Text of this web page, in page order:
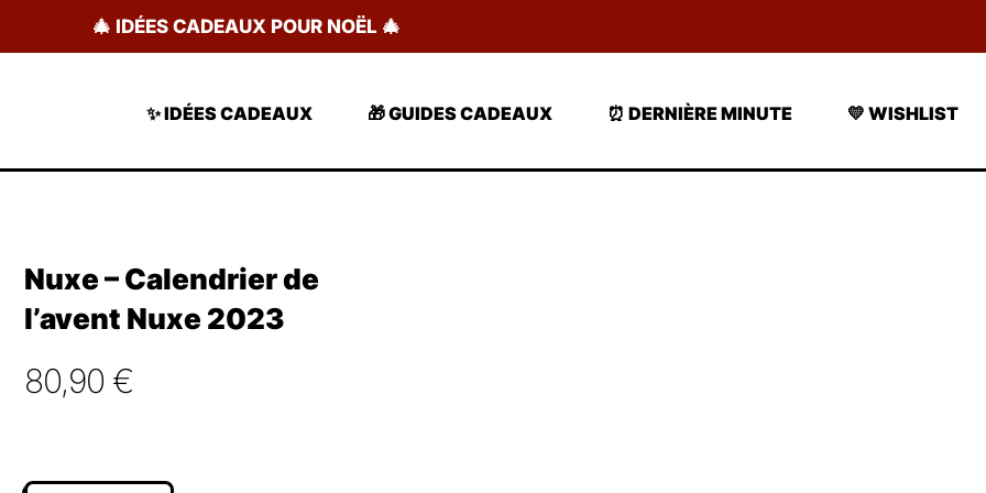
🎄 IDÉES CADEAUX POUR NOËL 🎄
✨ IDÉES CADEAUX 🎁 GUIDES CADEAUX ⏰ DERNIÈRE MINUTE 💛 WISHLIST
Nuxe – Calendrier de
l’avent Nuxe 2023
80,90 €